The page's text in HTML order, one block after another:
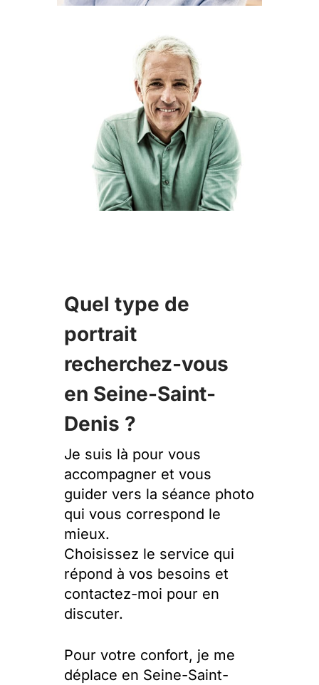
Quel type de
portrait
recherchez-vous
en Seine-Saint-
Denis ?
Je suis là pour vous
accompagner et vous
guider vers la séance photo
qui vous correspond le
mieux.
Choisissez le service qui
répond à vos besoins et
contactez-moi pour en
discuter.
Pour votre confort, je me
déplace en Seine-Saint-